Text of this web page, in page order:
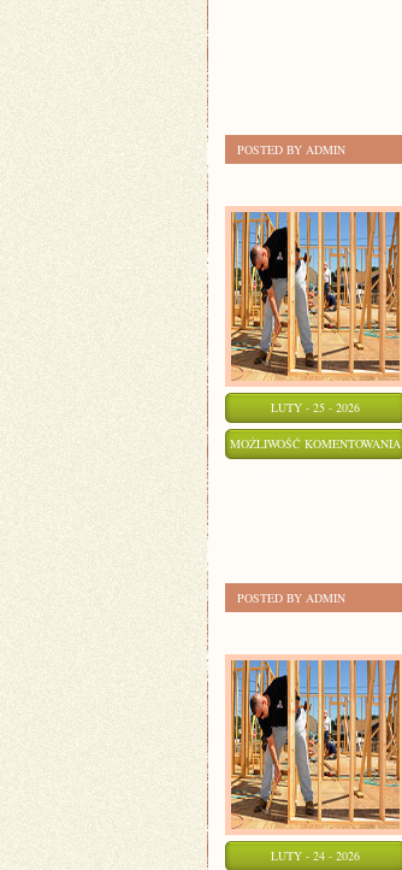
POSTED BY ADMIN
LUTY - 25 - 2026
MOŻLIWOŚĆ KOMENTOWANIA
POSTED BY ADMIN
LUTY - 24 - 2026